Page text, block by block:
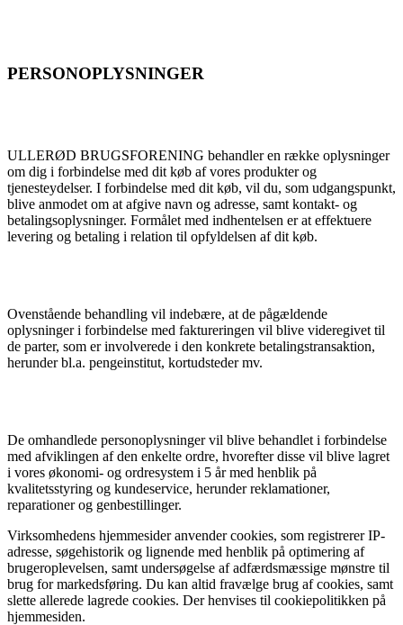
PERSONOPLYSNINGER
ULLERØD BRUGSFORENING behandler en række oplysninger
om dig i forbindelse med dit køb af vores produkter og
tjenesteydelser. I forbindelse med dit køb, vil du, som udgangspunkt,
blive anmodet om at afgive navn og adresse, samt kontakt- og
betalingsoplysninger. Formålet med indhentelsen er at effektuere
levering og betaling i relation til opfyldelsen af dit køb.
Ovenstående behandling vil indebære, at de pågældende
oplysninger i forbindelse med faktureringen vil blive videregivet til
de parter, som er involverede i den konkrete betalingstransaktion,
herunder bl.a. pengeinstitut, kortudsteder mv.
De omhandlede personoplysninger vil blive behandlet i forbindelse
med afviklingen af den enkelte ordre, hvorefter disse vil blive lagret
i vores økonomi- og ordresystem i 5 år med henblik på
kvalitetsstyring og kundeservice, herunder reklamationer,
reparationer og genbestillinger.
Virksomhedens hjemmesider anvender cookies, som registrerer IP-
adresse, søgehistorik og lignende med henblik på optimering af
brugeroplevelsen, samt undersøgelse af adfærdsmæssige mønstre til
brug for markedsføring. Du kan altid fravælge brug af cookies, samt
slette allerede lagrede cookies. Der henvises til cookiepolitikken på
hjemmesiden.